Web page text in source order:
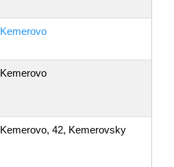
Kemerovo
Kemerovo
Kemerovo, 42, Kemerovsky